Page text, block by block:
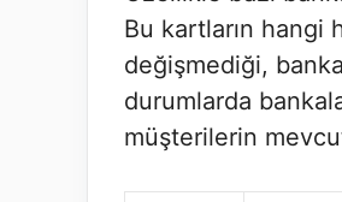
Bu kartların hangi
değişmediği,
durumlarda
müşterilerin